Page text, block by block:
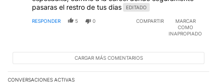
pasaras el restro de tus dias
EDITADO
RESPONDER 5 0 COMPARTIR
MARCAR
COMO
INAPROPIADO
CARGAR MÁS COMENTARIOS
CONVERSACIONES ACTIVAS